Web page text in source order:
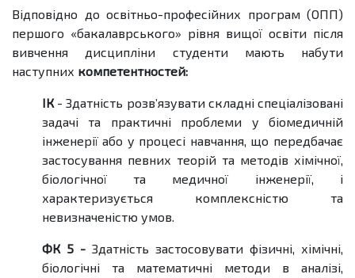
Відповідно до освітньо-професійних програм (ОПП)
першого «бакалаврського» рівня вищої освіти після
вивчення дисципліни студенти мають набути
наступних компетентностей:
ІК - Здатність розв’язувати складні спеціалізовані
задачі та практичні проблеми у біомедичній
інженерії або у процесі навчання, що передбачає
застосування певних теорій та методів хімічної,
біологічної та медичної інженерії, і
характеризується комплексністю та
невизначеністю умов.
ФК 5 -Здатність застосовувати фізичні, хімічні,
біологічні та математичні методи в аналізі,